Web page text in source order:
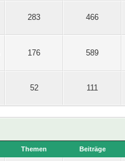
283 466
176 589
52 111
Themen Beiträge